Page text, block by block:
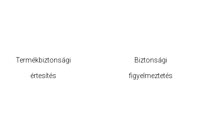
Termékbiztonsági
értesítés
Biztonsági
figyelmeztetés